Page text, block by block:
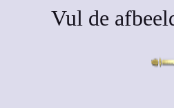
Vul de